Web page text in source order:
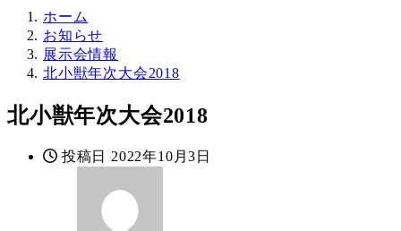
ホーム
お知らせ
展示会情報
北小獣年次大会2018
北小獣年次大会2018
投稿日 2022年10月3日